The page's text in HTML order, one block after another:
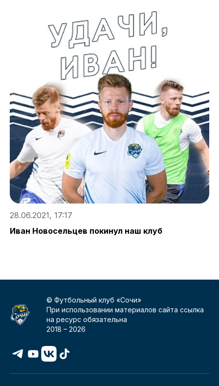
28.06.2021, 17:17
Иван Новосельцев покинул наш клуб
© Футбольный клуб «Сочи»
При использовании материалов сайта ссылка
на ресурс обязательна
2018 –2026